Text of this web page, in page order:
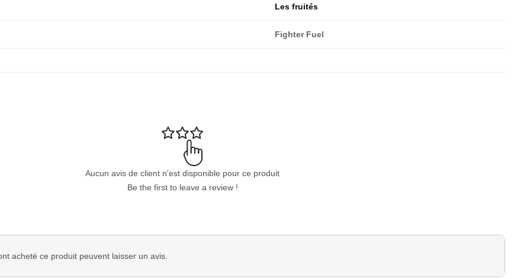
Les fruités
Fighter Fuel
Aucun avis de client n'est disponible pour ce produit
Be the first to leave a review !
acheté ce produit peuvent laisser un avis.